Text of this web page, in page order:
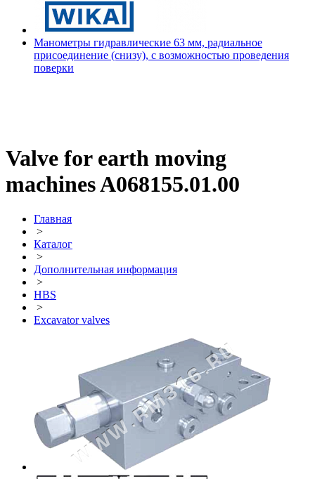
Манометры гидравлические 63 мм, радиальное
присоединение (снизу), с возможностью проведения
поверки
Valve for earth moving
machines A068155.01.00
Главная
>
Каталог
>
Дополнительная информация
>
HBS
>
Excavator valves